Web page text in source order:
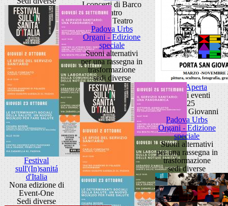
I concerti di Barco
Teatro
Barco Teatro
Porta Aperta
Ciclo di eventi
2025
Porta San Giovanni
Festival
sull'(In)sanitá
d'Italia
Nona edizione di
Event-One
Sedi diverse
Padova Urbs
Organi - Edizione
speciale
Suoni alternativi
per una rassegna in
trasformazione
sedi diverse
Padova Urbs
Organi - Edizione
speciale
Suoni alternativi
per una rassegna in
trasformazione
sedi diverse